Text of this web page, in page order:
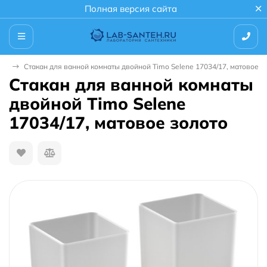
Полная версия сайта
Стакан для ванной комнаты двойной Timo Selene 17034/17, матовое
Стакан для ванной комнаты
двойной Timo Selene
17034/17, матовое золото